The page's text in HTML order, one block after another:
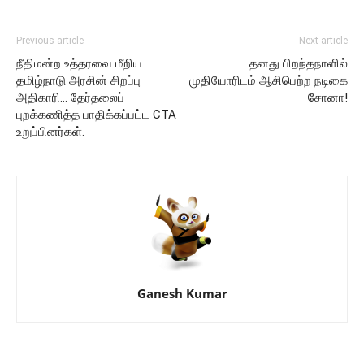
Previous article
நீதிமன்ற உத்தரவை மீறிய
தமிழ்நாடு அரசின் சிறப்பு
அதிகாரி… தேர்தலைப்
புறக்கணித்த பாதிக்கப்பட்ட CTA
உறுப்பினர்கள்.
Next article
தனது பிறந்தநாளில்
முதியோரிடம் ஆசிபெற்ற நடிகை
சோனா!
Ganesh Kumar